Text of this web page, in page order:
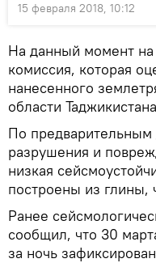
15 февраля 2018, 10:12
На данный момент на
комиссия, которая
нанесенного
области
По
разрушения и
низкая
построены из глины,
Ранее
сообщил, что 30
за ночь